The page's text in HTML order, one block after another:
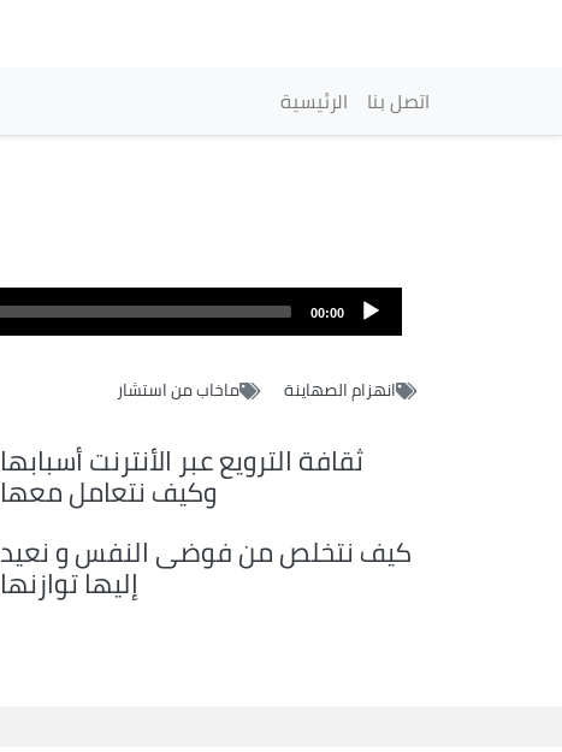
Navigation
الرئيسية اتصل بنا
00:00
انهزام الصهاينة ماخاب من استشار
ثقافة الترويع عبر الأنترنت أسبابها
وكيف نتعامل معها
كيف نتخلص من فوضى النفس و نعيد
إليها توازنها